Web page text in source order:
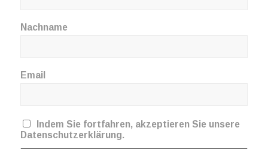
Nachname
Email
Indem Sie fortfahren, akzeptieren Sie unsere
Datenschutzerklärung.